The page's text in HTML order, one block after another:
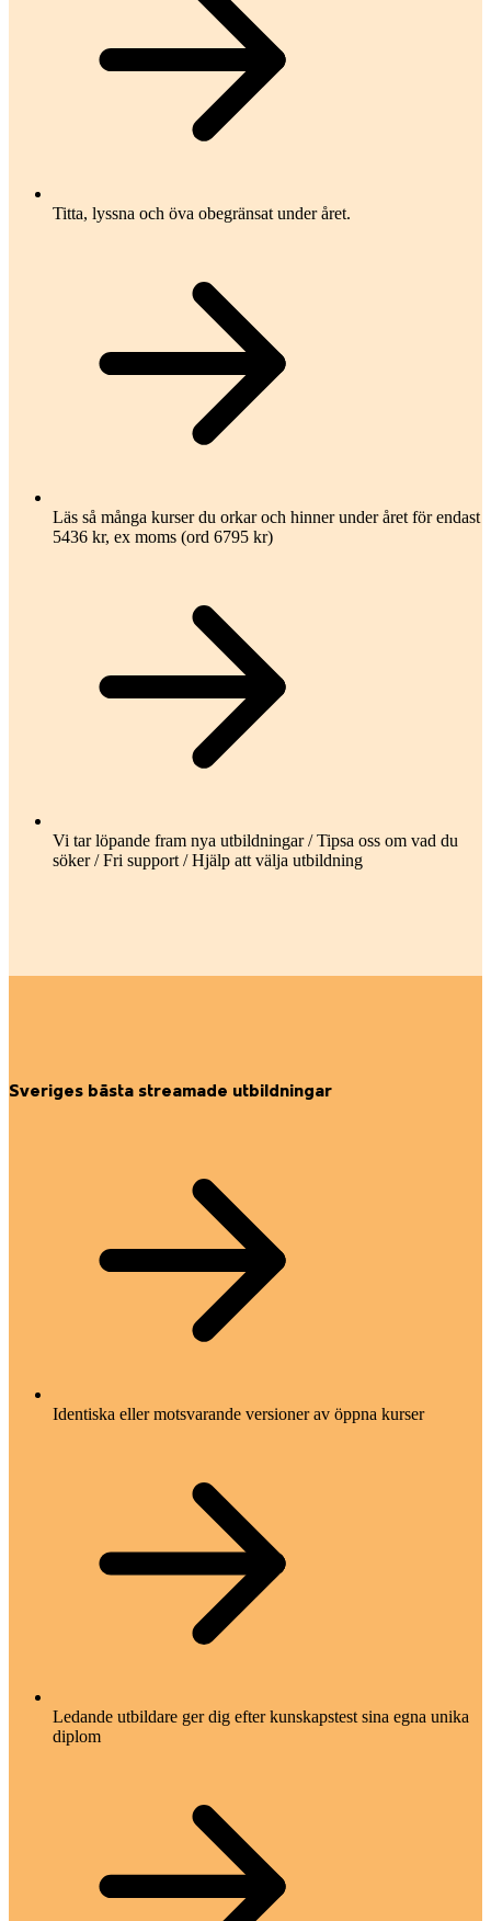
Titta, lyssna och öva obegränsat under året.
Läs så många kurser du orkar och hinner under året för endast
5436 kr, ex moms (ord 6795 kr)
Vi tar löpande fram nya utbildningar / Tipsa oss om vad du
söker / Fri support / Hjälp att välja utbildning
Sveriges bästa streamade utbildningar
Identiska eller motsvarande versioner av öppna kurser
Ledande utbildare ger dig efter kunskapstest sina egna unika
diplom